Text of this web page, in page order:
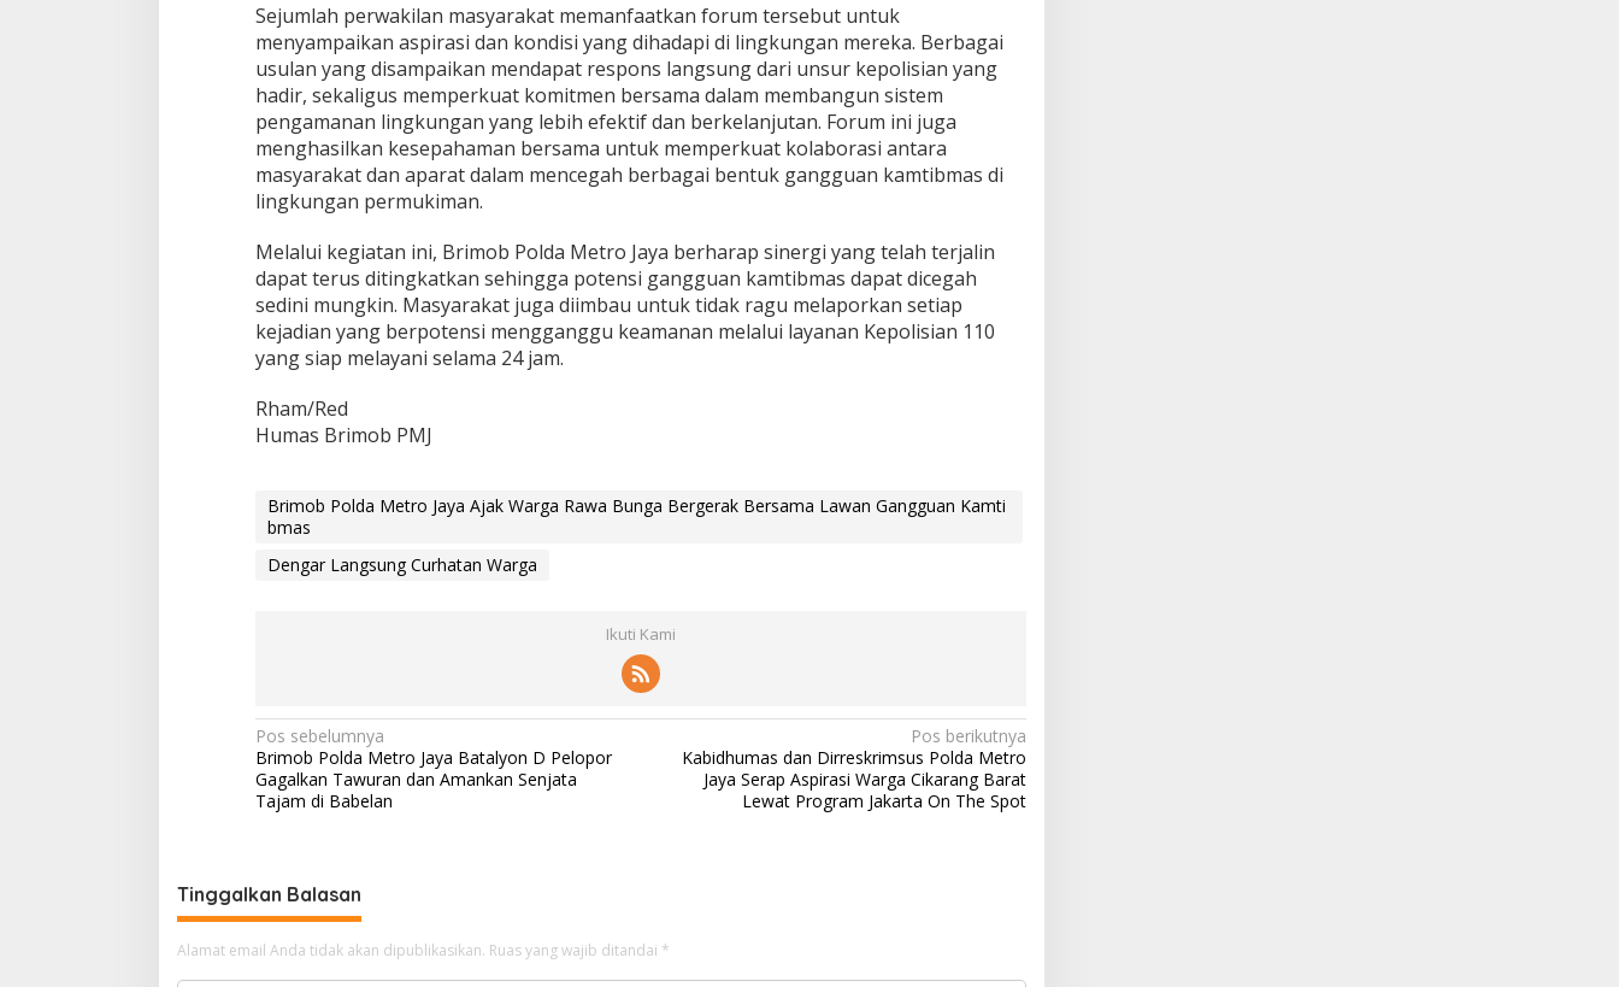
Sejumlah perwakilan masyarakat memanfaatkan forum tersebut untuk
menyampaikan aspirasi dan kondisi yang dihadapi di lingkungan mereka. Berbagai
usulan yang disampaikan mendapat respons langsung dari unsur kepolisian yang
hadir, sekaligus memperkuat komitmen bersama dalam membangun sistem
pengamanan lingkungan yang lebih efektif dan berkelanjutan. Forum ini juga
menghasilkan kesepahaman bersama untuk memperkuat kolaborasi antara
masyarakat dan aparat dalam mencegah berbagai bentuk gangguan kamtibmas di
lingkungan permukiman.
Melalui kegiatan ini, Brimob Polda Metro Jaya berharap sinergi yang telah terjalin
dapat terus ditingkatkan sehingga potensi gangguan kamtibmas dapat dicegah
sedini mungkin. Masyarakat juga diimbau untuk tidak ragu melaporkan setiap
kejadian yang berpotensi mengganggu keamanan melalui layanan Kepolisian 110
yang siap melayani selama 24 jam.
Rham/Red
Humas Brimob PMJ
Brimob Polda Metro Jaya Ajak Warga Rawa Bunga Bergerak Bersama Lawan Gangguan Kamti
bmas
Dengar Langsung Curhatan Warga
Ikuti Kami
N
a
v
a
s
i
Pos sebelumnya
Brimob Polda Metro Jaya Batalyon D Pelopor
Gagalkan Tawuran dan Amankan Senjata
Tajam di Babelan
Pos berikutnya
Kabidhumas dan Dirreskrimsus Polda Metro
Jaya Serap Aspirasi Warga Cikarang Barat
Lewat Program Jakarta On The Spot
Tinggalkan Balasan
Alamat email Anda tidak akan dipublikasikan. Ruas yang wajib ditandai *